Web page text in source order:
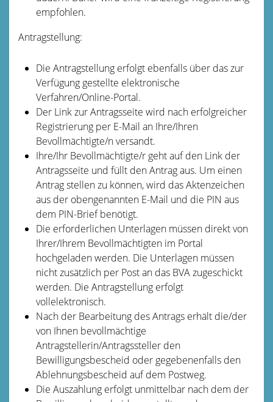
empfohlen.
Antragstellung:
Die Antragstellung erfolgt ebenfalls über das zur
Verfügung gestellte elektronische
Verfahren/Online-Portal.
Der Link zur Antragsseite wird nach erfolgreicher
Registrierung per E-Mail an Ihre/Ihren
Bevollmächtigte/n versandt.
Ihre/Ihr Bevollmächtigte/r geht auf den Link der
Antragsseite und füllt den Antrag aus. Um einen
Antrag stellen zu können, wird das Aktenzeichen
aus der obengenannten E-Mail und die PIN aus
dem PIN-Brief benötigt.
Die erforderlichen Unterlagen müssen direkt von
Ihrer/Ihrem Bevollmächtigten im Portal
hochgeladen werden. Die Unterlagen müssen
nicht zusätzlich per Post an das BVA zugeschickt
werden. Die Antragstellung erfolgt
vollelektronisch.
Nach der Bearbeitung des Antrags erhält die/der
von Ihnen bevollmächtige
Antragstellerin/Antragssteller den
Bewilligungsbescheid oder gegebenenfalls den
Ablehnungsbescheid auf dem Postweg.
Die Auszahlung erfolgt unmittelbar nach dem der